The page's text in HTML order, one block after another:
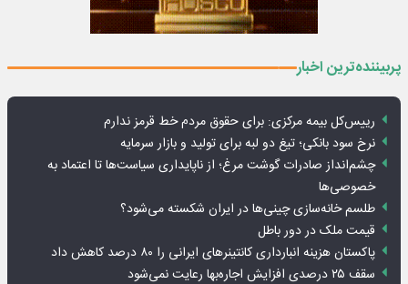
پربیننده‌ترین اخبار
رییس‌کل بیمه مرکزی: برای حقوق مردم خط قرمز ندارم
نرخ سود بانکی؛ تیغ دو لبه برای تولید و بازار سرمایه
چشم‌انداز صادرات گوشت مرغ؛ از ناپایداری سیاست‌ها تا اعتماد به
خصوصی‌ها
طلسم خانه‌سازی چینی‌ها در ایران شکسته می‌شود؟
قیمت ملک در دور باطل
پاکستان هزینه انبارداری کانتینرهای ایرانی را ۸۰ درصد کاهش داد
سقف ۲۵ درصدی افزایش اجاره‌بها رعایت نمی‌شود